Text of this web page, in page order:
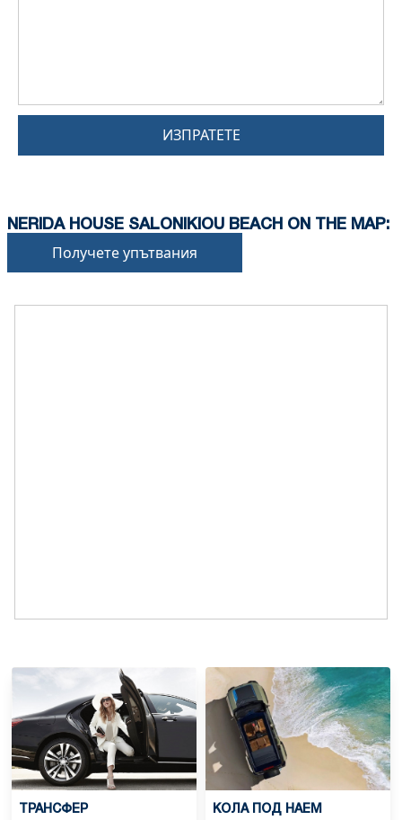
ИЗПРАТЕТЕ
NERIDA HOUSE SALONIKIOU BEACH ON THE MAP:
Получете упътвания
ТРАНСФЕР КОЛА ПОД НАЕМ